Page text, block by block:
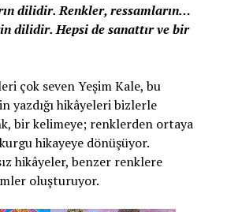
dilidir. Renkler, ressamların…
dilidir. Hepsi de sanattır ve bir
çok seven Yeşim Kale, bu
yazdığı hikâyeleri bizlerle
bir kelimeye; renklerden ortaya
hikayeye dönüşüyor.
hikâyeler, benzer renklere
oluşturuyor.